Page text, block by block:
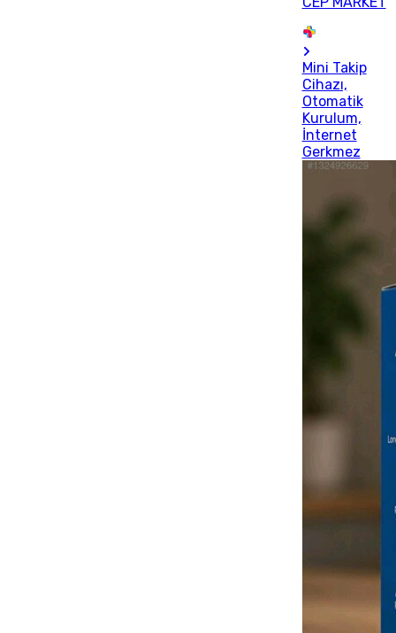
Mini Takip
Cihazı,
Otomatik
Kurulum,
İnternet
Gerkmez